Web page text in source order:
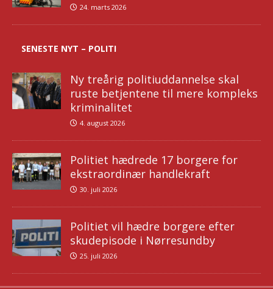
24. marts 2026
SENESTE NYT – POLITI
Ny treårig politiuddannelse skal
ruste betjentene til mere kompleks
kriminalitet
4. august 2026
Politiet hædrede 17 borgere for
ekstraordinær handlekraft
30. juli 2026
Politiet vil hædre borgere efter
skudepisode i Nørresundby
25. juli 2026